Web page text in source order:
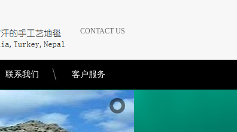
CONTACT US
联系我们 客户服务